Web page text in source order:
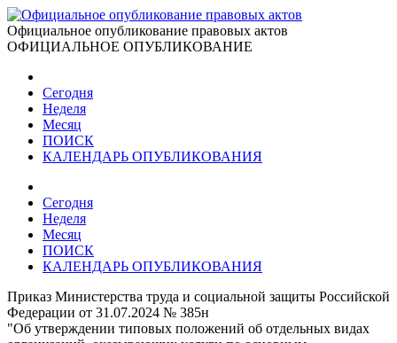
Официальное опубликование правовых актов
ОФИЦИАЛЬНОЕ ОПУБЛИКОВАНИЕ
Сегодня
Неделя
Месяц
ПОИСК
КАЛЕНДАРЬ ОПУБЛИКОВАНИЯ
Сегодня
Неделя
Месяц
ПОИСК
КАЛЕНДАРЬ ОПУБЛИКОВАНИЯ
Приказ Министерства труда и социальной защиты Российской
Федерации от 31.07.2024 № 385н
"Об утверждении типовых положений об отдельных видах